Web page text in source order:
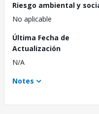
Riesgo ambiental y
No aplicable
Última Fecha de
Actualización
N/A
Notes